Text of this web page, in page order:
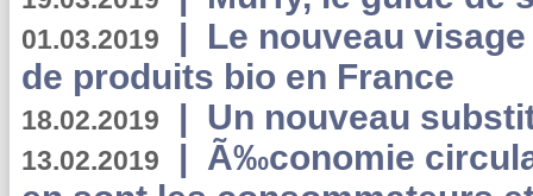
01.03.2019 | Le nouveau
de produits bio en France
18.02.2019 | Un nouveau
13.02.2019 | Ã‰conomie